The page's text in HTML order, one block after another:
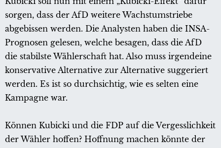
sorgen, dass der AfD weitere Wachstumstriebe
abgebissen werden. Die Analysten haben die INSA-
Prognosen gelesen, welche besagen, dass die AfD
die stabilste Wählerschaft hat. Also muss irgendeine
konservative Alternative zur Alternative suggeriert
werden. Es ist so durchsichtig, wie es selten eine
Kampagne war.
Können Kubicki und die FDP auf die Vergesslichkeit
der Wähler hoffen? Hoffnung machen könnte der